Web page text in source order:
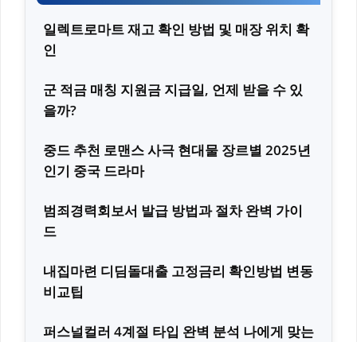
일렉트로마트 재고 확인 방법 및 매장 위치 확
인
군 적금 매칭 지원금 지급일, 언제 받을 수 있
을까?
중드 추천 로맨스 사극 현대물 장르별 2025년
인기 중국 드라마
범죄경력회보서 발급 방법과 절차 완벽 가이
드
내집마련 디딤돌대출 고정금리 확인방법 변동
비교팁
퍼스널컬러 4계절 타입 완벽 분석 나에게 맞는